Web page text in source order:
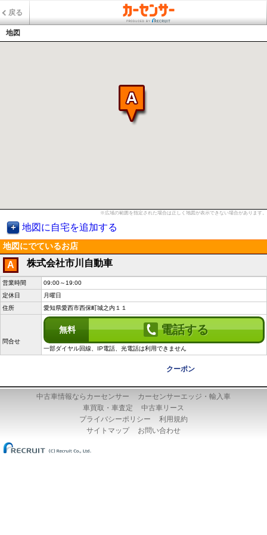
戻る
地図
※広域の範囲を指定された場合は正しく地図が表示できない場合があります。
地図に自宅を追加する
地図にでているお店
A 株式会社市川自動車
営業時間
09:00～19:00
定休日
月曜日
住所
愛知県愛西市西保町城之内１１
問合せ
無料 電話する
一部ダイヤル回線、IP電話、光電話は利用できません
クーポン
中古車情報ならカーセンサー
カーセンサーエッジ・輸入車
車買取・車査定
中古車リース
プライバシーポリシー
利用規約
サイトマップ
お問い合わせ